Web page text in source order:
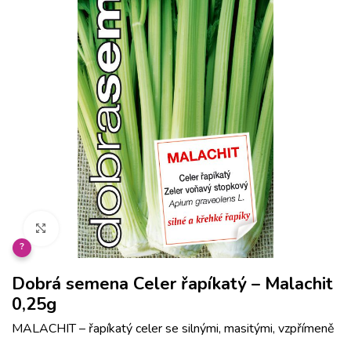
Klikněte pro zvětšení
?
Dobrá semena Celer řapíkatý – Malachit
0,25g
MALACHIT – řapíkatý celer se silnými, masitými, vzpřímeně